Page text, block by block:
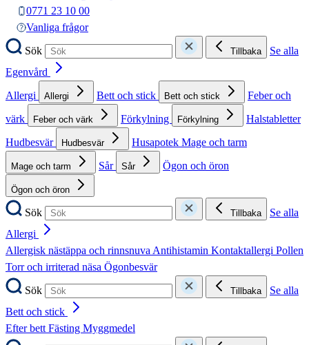
0771 23 10 00
Vanliga frågor
Sök
Tillbaka
Se alla
Egenvård
Allergi
Allergi Bett och stick Bett och stick
Feber och
värk
Feber och värk Förkylning Förkylning
Halstabletter
Hudbesvär
Hudbesvär Husapotek Mage och tarm
Mage och tarm Sår Sår Ögon och öron
Ögon och öron
Sök Tillbaka
Se alla
Allergi
Allergisk nästäppa och rinnsnuvaAntihistamin Kontaktallergi Pollen
Torr och irriterad näsa Ögonbesvär
Sök
Tillbaka
Se alla
Bett och stick
Efter bettFästing Myggmedel